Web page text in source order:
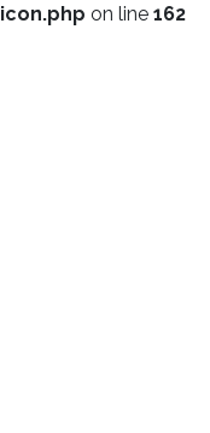
icon.php on line 162